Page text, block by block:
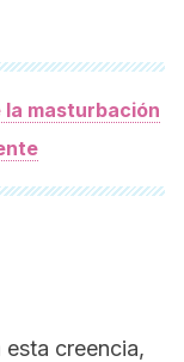
la masturbación
creencia,